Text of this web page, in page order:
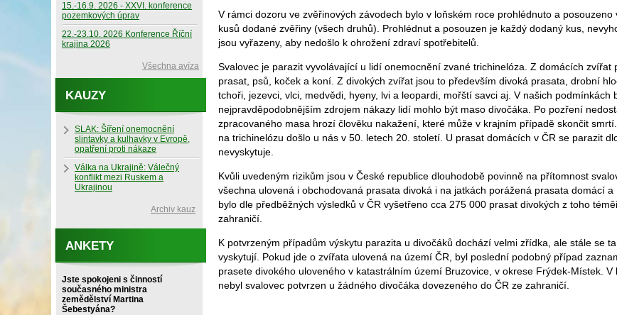
V rámci dozoru ve zvěřinových závodech bylo v loňském roce prohlédnuto a posouzeno
kusů dodané zvěřiny (všech druhů). Prohlédnut a posouzen je každý dodaný kus,
jsou vyřazeny, aby nedošlo k ohrožení zdraví spotřebitelů.
Svalovec je parazit vyvolávající u lidí onemocnění zvané trichinelóza. Z domácích zvířat
prasat, psů, koček a koní. Z divokých zvířat jsou to především divoká prasata, drobní
tchoři, jezevci, vlci, medvědi, hyeny, lvi a leopardi, mořští savci aj. V našich podmínkách
nejpravděpodobnějším zdrojem nákazy lidí mohlo být maso divočáka. Po pozření
zpracovaného masa hrozí člověku nakažení, které může v krajním případě skončit
na trichinelózu došlo u nás v 50. letech 20. století. U prasat domácích v ČR se parazit
nevyskytuje.
Kvůli uvedeným rizikům jsou v České republice dlouhodobě povinně na přítomnost
všechna ulovená i obchodovaná prasata divoká i na jatkách porážená prasata domácí
bylo dle předběžných výsledků v ČR vyšetřeno cca 275 000 prasat divokých z toho
zahraničí.
K potvrzeným případům výskytu parazita u divočáků dochází velmi zřídka, ale stále se
vyskytují. Pokud jde o zvířata ulovená na území ČR, byl poslední podobný případ
prasete divokého uloveného v katastrálním území Bruzovice, v okrese Frýdek-Místek. V
nebyl svalovec potvrzen u žádného divočáka dovezeného do ČR ze zahraničí.
15.-16.9. 2026 - XXVI. konference
pozemkových úprav
22.-23.10. 2026 Konference Říční
krajina 2026
Všechna avíza
KAUZY
SLAK: Šíření onemocnění
slintavky a kulhavky v Evropě,
opatření proti nákaze
Válka na Ukrajině: Válečný
konflikt mezi Ruskem a
Ukrajinou
Archiv kauz
ANKETY
Jste spokojeni s činností
současného ministra
zemědělství Martina
Šebestyána?